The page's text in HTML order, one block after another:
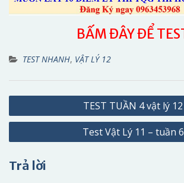
BẤM ĐÂY ĐỂ
TEST NHANH, VẬT LÝ 12
Điều
hướng
TEST TUẦN 4 vật lý 12
Test Vật Lý 11 – tuần 6
Trả lời